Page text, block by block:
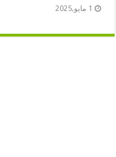
1 مايو,2025